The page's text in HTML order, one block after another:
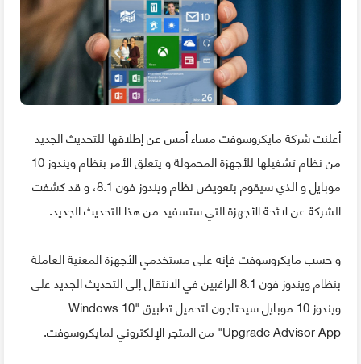
أعلنت شركة مايكروسوفت مساء أمس عن إطلاقها للتحديث الجديد
من نظام تشغيلها للأجهزة المحمولة و يتعلق الأمر بنظام ويندوز 10
موبايل و الذي سيقوم بتعويض نظام ويندوز فون 8.1، و قد كشفت
الشركة عن لائحة الأجهزة التي ستسفيد من هذا التحديث الجديد.
و حسب مايكروسوفت فإنه على مستخدمي الأجهزة المعنية العاملة
بنظام ويندوز فون 8.1 الراغبين في الانتقال إلى التحديث الجديد على
ويندوز 10 موبايل سيحتاجون لتحميل تطبيق "Windows 10
Upgrade Advisor App" من المتجر الإلكتروني لمايكروسوفت.